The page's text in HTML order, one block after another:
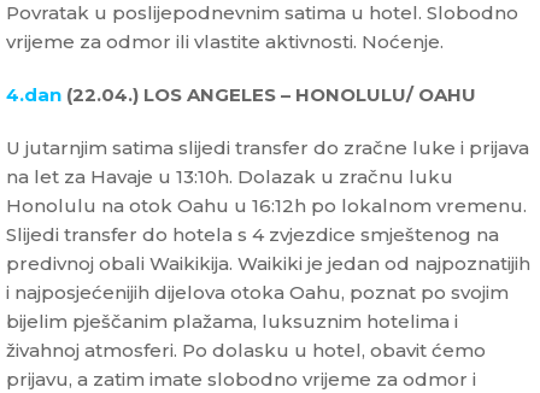
Povratak u poslijepodnevnim satima u hotel. Slobodno
vrijeme za odmor ili vlastite aktivnosti. Noćenje.
4.dan (22.04.) LOS ANGELES – HONOLULU/ OAHU
U jutarnjim satima slijedi transfer do zračne luke i prijava
na let za Havaje u 13:10h. Dolazak u zračnu luku
Honolulu na otok Oahu u 16:12h po lokalnom vremenu.
Slijedi transfer do hotela s 4 zvjezdice smještenog na
predivnoj obali Waikikija. Waikiki je jedan od najpoznatijih
i najposjećenijih dijelova otoka Oahu, poznat po svojim
bijelim pješčanim plažama, luksuznim hotelima i
živahnoj atmosferi. Po dolasku u hotel, obavit ćemo
prijavu, a zatim imate slobodno vrijeme za odmor i